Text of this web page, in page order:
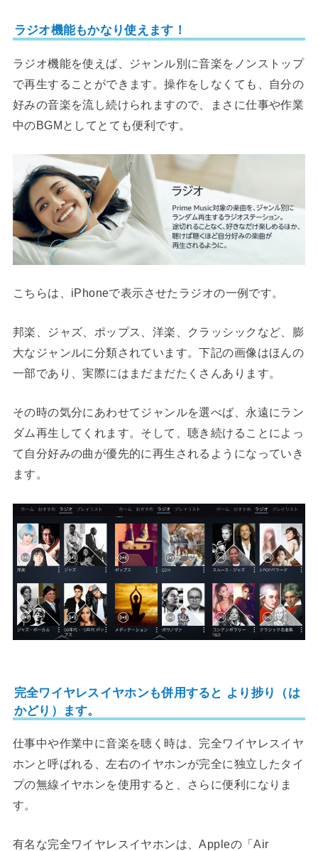
ラジオ機能もかなり使えます！
ラジオ機能を使えば、ジャンル別に音楽をノンストップ
で再生することができます。操作をしなくても、自分の
好みの音楽を流し続けられますので、まさに仕事や作業
中のBGMとしてとても便利です。
こちらは、iPhoneで表示させたラジオの一例です。
邦楽、ジャズ、ポップス、洋楽、クラッシックなど、膨
大なジャンルに分類されています。下記の画像はほんの
一部であり、実際にはまだまだたくさんあります。
その時の気分にあわせてジャンルを選べば、永遠にラン
ダム再生してくれます。そして、聴き続けることによっ
て自分好みの曲が優先的に再生されるようになっていき
ます。
完全ワイヤレスイヤホンも併用すると より捗り（は
かどり）ます。
仕事中や作業中に音楽を聴く時は、完全ワイヤレスイヤ
ホンと呼ばれる、左右のイヤホンが完全に独立したタイ
プの無線イヤホンを使用すると、さらに便利になりま
す。
有名な完全ワイヤレスイヤホンは、Appleの「Air